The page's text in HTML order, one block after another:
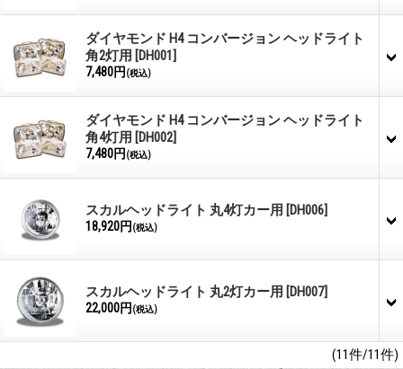
ダイヤモンド H4 コンバージョン ヘッドライト
角2灯用 [DH001]
7,480円 (税込)
ダイヤモンド H4 コンバージョン ヘッドライト
角4灯用 [DH002]
7,480円 (税込)
スカルヘッドライト 丸4灯カー用 [DH006]
18,920円 (税込)
スカルヘッドライト 丸2灯カー用 [DH007]
22,000円 (税込)
(11件/11件)